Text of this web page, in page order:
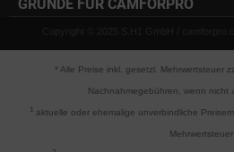
GRÜNDE FÜR CAMFORPRO
Copyright © 2025 S.H1 GmbH /
* Alle Preise inkl. gesetzl. Mehrwertsteuer
Nachnahmegebühren, wenn nicht
aktuelle oder ehemalige unverbindliche
Mehrwertsteuer